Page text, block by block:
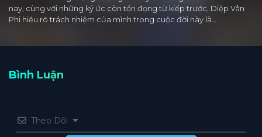
nay, cùng với những ký ức còn tồn đọng từ kiếp trước, Diệp Vân
Phi hiểu rõ trách nhiệm của mình trong cuộc đời này là…
Bình Luận
Theo Dõi